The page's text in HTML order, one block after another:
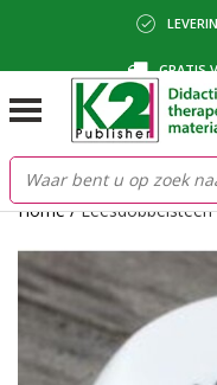
GRATIS
BETALING VIA
Home/Leesdobbelsteen